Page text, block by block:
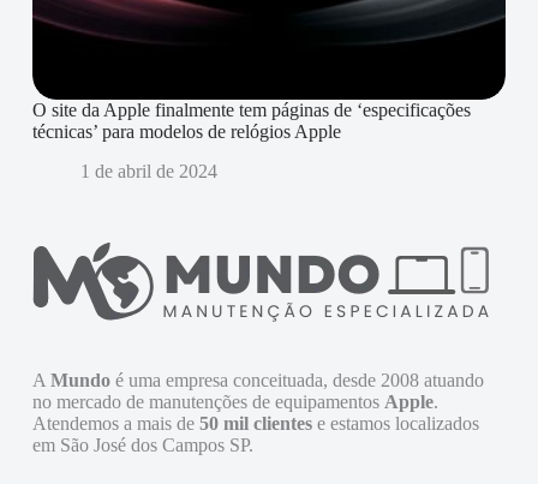
O site da Apple finalmente tem páginas de ‘especificações
técnicas’ para modelos de relógios Apple
1 de abril de 2024
A Mundoé uma empresa conceituada, desde 2008 atuando
no mercado de manutenções de equipamentos Apple.
Atendemos a mais de 50 mil clientese estamos localizados
em São José dos Campos SP.